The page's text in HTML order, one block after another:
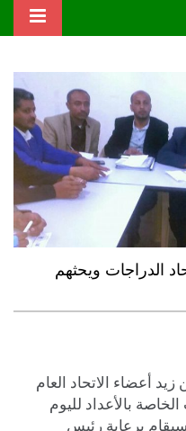
الدراجات ويحثهم
أعضاء الاتحاد العام
بالأعداد لليوم
سيقام برعاية رئيس